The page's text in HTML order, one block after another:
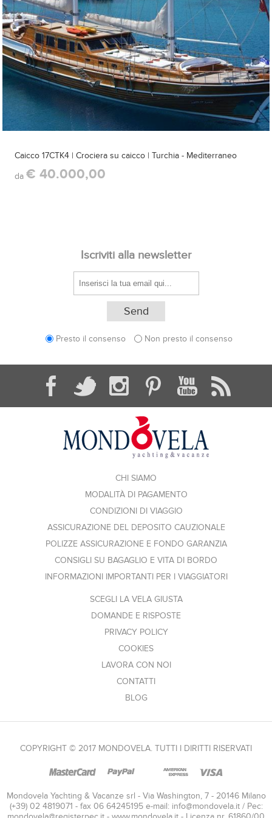
Caicco 17CTK4 | Crociera su caicco | Turchia - Mediterraneo
da€ 40.000,00
Iscriviti alla newsletter
Presto il consenso Non presto il consenso
CHI SIAMO
MODALITÀ DI PAGAMENTO
CONDIZIONI DI VIAGGIO
ASSICURAZIONE DEL DEPOSITO CAUZIONALE
POLIZZE ASSICURAZIONE E FONDO GARANZIA
CONSIGLI SU BAGAGLIO E VITA DI BORDO
INFORMAZIONI IMPORTANTI PER I VIAGGIATORI
SCEGLI LA VELA GIUSTA
DOMANDE E RISPOSTE
PRIVACY POLICY
COOKIES
LAVORA CON NOI
CONTATTI
BLOG
COPYRIGHT © 2017 MONDOVELA. TUTTI I DIRITTI RISERVATI
Mondovela Yachting & Vacanze srl - Via Washington, 7 - 20146 Milano
(+39) 02 4819071 - fax 06 64245195 e-mail: info@mondovela.it/ Pec: